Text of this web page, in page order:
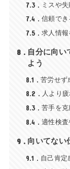
7.3 ミスや
7.4 信頼で
7.5 求人情
8
自分に向い
よう
8.1 苦労せず
8.2 人より
8.3 苦手を
8.4 適性検
9 向いてない
9.1 自己肯定